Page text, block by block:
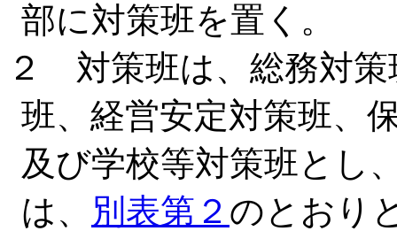
部に対策班を置く。
２ 対策班は、総務対策
班、経営安定対策班、
及び学校等対策班とし
は、 別表第２ のとおり